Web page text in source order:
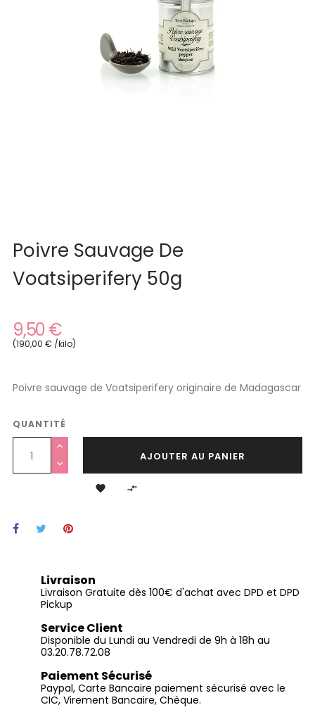
Poivre Sauvage De
Voatsiperifery 50g
9,50 €
(190,00 € /kilo)
Poivre sauvage de Voatsiperifery originaire de Madagascar
QUANTITÉ
AJOUTER AU PANIER
 
Livraison
Livraison Gratuite dès 100€ d'achat avec DPD et DPD
Pickup
Service Client
Disponible du Lundi au Vendredi de 9h à 18h au
03.20.78.72.08
Paiement Sécurisé
Paypal, Carte Bancaire paiement sécurisé avec le
CIC, Virement Bancaire, Chèque.